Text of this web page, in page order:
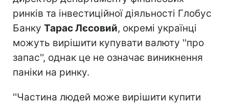
ринків та інвестиційної діяльності Глобус
Банку Тарас Лєсовий, окремі українці
можуть вирішити купувати валюту ''про
запас'', однак це не означає виникнення
паніки на ринку.
''Частина людей може вирішити купити